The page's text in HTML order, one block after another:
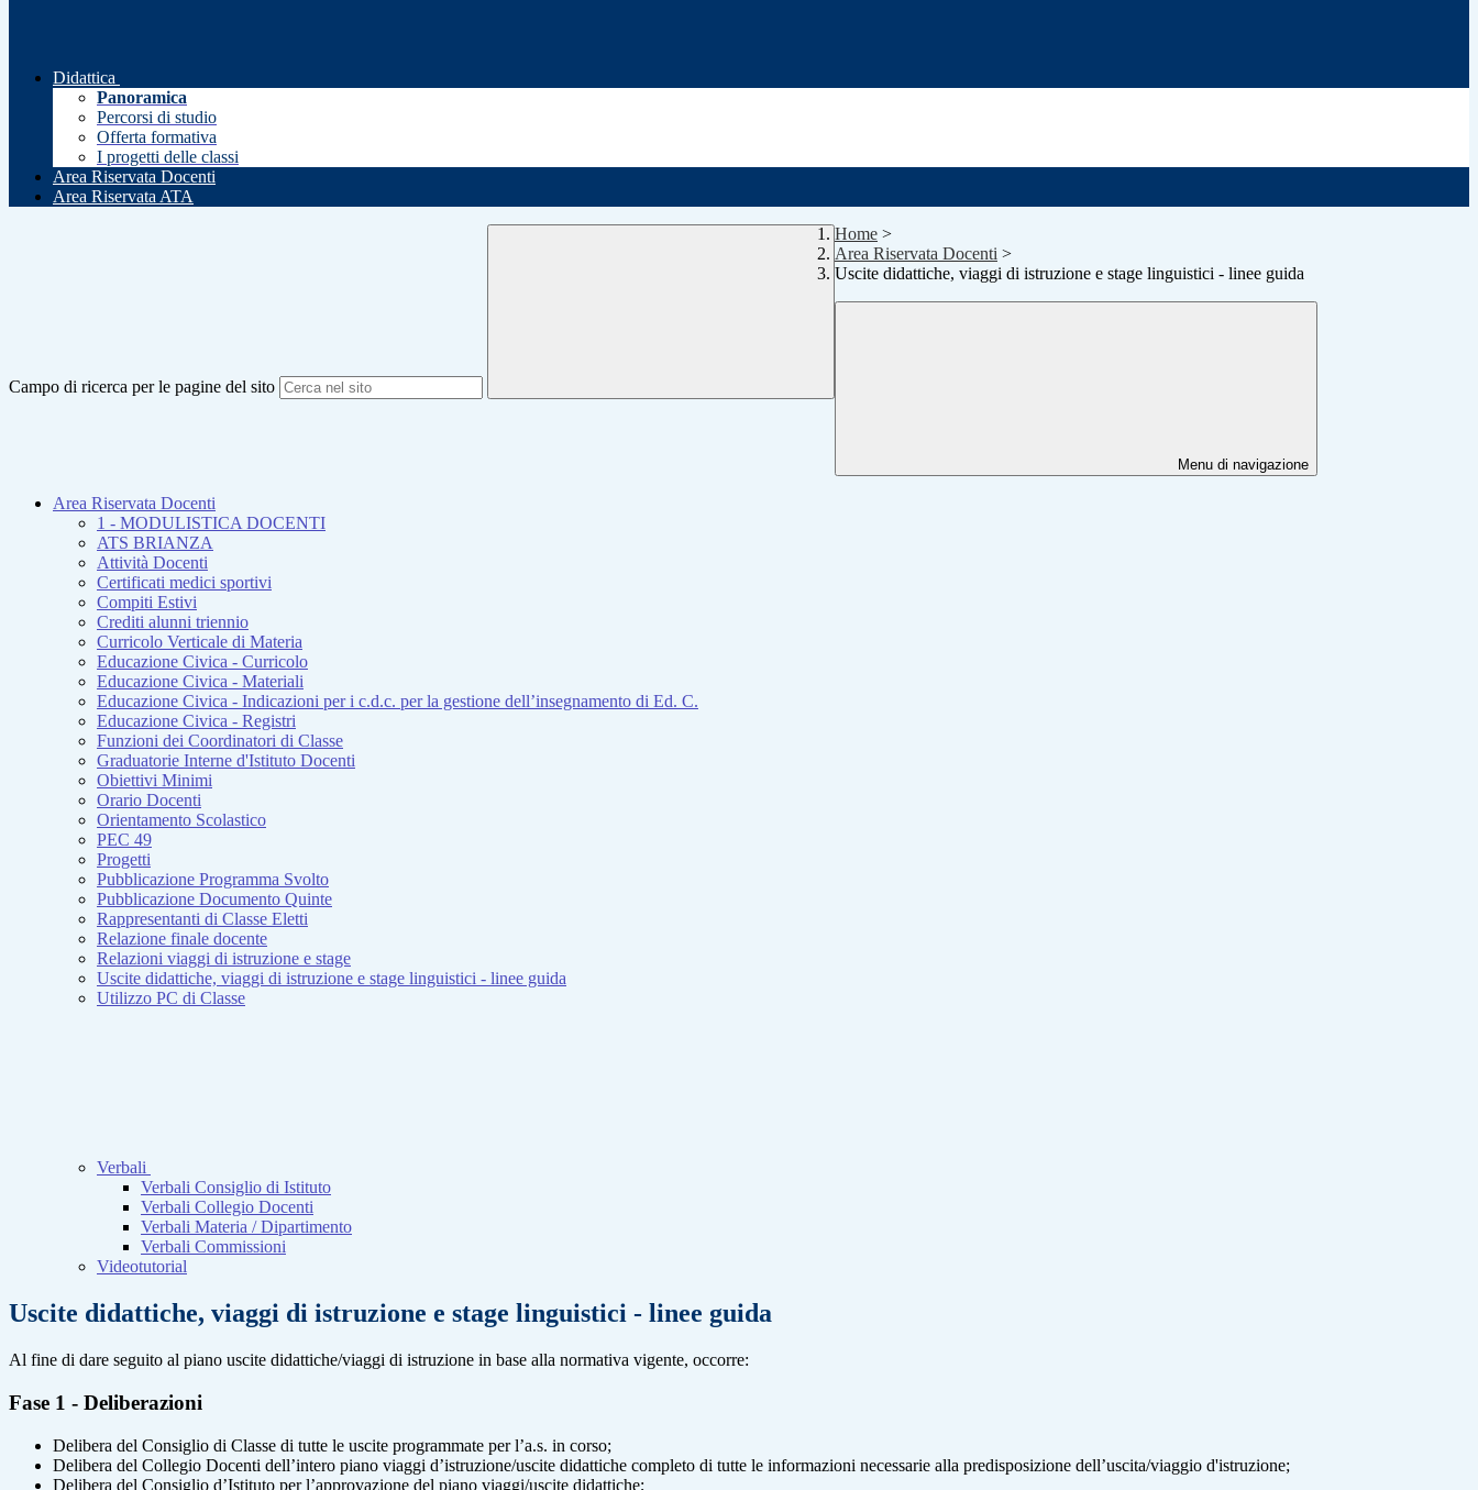
Didattica
Panoramica
Percorsi di studio
Offerta formativa
I progetti delle classi
Area Riservata Docenti
Area Riservata ATA
Campo di ricerca per le pagine del sito
Home >
Area Riservata Docenti >
Uscite didattiche, viaggi di istruzione e stage linguistici - linee guida
Menu di navigazione
Area Riservata Docenti
1 - MODULISTICA DOCENTI
ATS BRIANZA
Attività Docenti
Certificati medici sportivi
Compiti Estivi
Crediti alunni triennio
Curricolo Verticale di Materia
Educazione Civica - Curricolo
Educazione Civica - Materiali
Educazione Civica - Indicazioni per i c.d.c. per la gestione dell’insegnamento di Ed. C.
Educazione Civica - Registri
Funzioni dei Coordinatori di Classe
Graduatorie Interne d'Istituto Docenti
Obiettivi Minimi
Orario Docenti
Orientamento Scolastico
PEC 49
Progetti
Pubblicazione Programma Svolto
Pubblicazione Documento Quinte
Rappresentanti di Classe Eletti
Relazione finale docente
Relazioni viaggi di istruzione e stage
Uscite didattiche, viaggi di istruzione e stage linguistici - linee guida
Utilizzo PC di Classe
Verbali
Verbali Consiglio di Istituto
Verbali Collegio Docenti
Verbali Materia / Dipartimento
Verbali Commissioni
Videotutorial
Uscite didattiche, viaggi di istruzione e stage linguistici - linee guida
Al fine di dare seguito al piano uscite didattiche/viaggi di istruzione in base alla normativa vigente, occorre:
Fase 1 - Deliberazioni
Delibera del Consiglio di Classe di tutte le uscite programmate per l’a.s. in corso;
Delibera del Collegio Docenti dell’intero piano viaggi d’istruzione/uscite didattiche completo di tutte le informazioni necessarie alla predisposizione dell’uscita/viaggio d'istruzione;
Delibera del Consiglio d’Istituto per l’approvazione del piano viaggi/uscite didattiche;